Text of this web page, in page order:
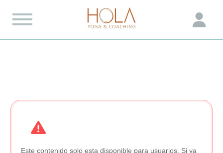
Este contenido solo esta disponible para usuarios. Si ya